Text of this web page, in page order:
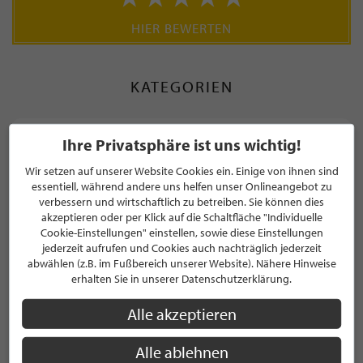
HIER BEWERTEN
KATEGORIEN
Poncho
Strickmode
Strickrock
MARKEN
Ihre Privatsphäre ist uns wichtig!
Wir setzen auf unserer Website Cookies ein. Einige von ihnen sind
essentiell, während andere uns helfen unser Onlineangebot zu
verbessern und wirtschaftlich zu betreiben. Sie können dies
akzeptieren oder per Klick auf die Schaltfläche "Individuelle
Cookie-Einstellungen" einstellen, sowie diese Einstellungen
jederzeit aufrufen und Cookies auch nachträglich jederzeit
abwählen (z.B. im Fußbereich unserer Website). Nähere Hinweise
erhalten Sie in unserer Datenschutzerklärung.
Alle akzeptieren
Alle ablehnen